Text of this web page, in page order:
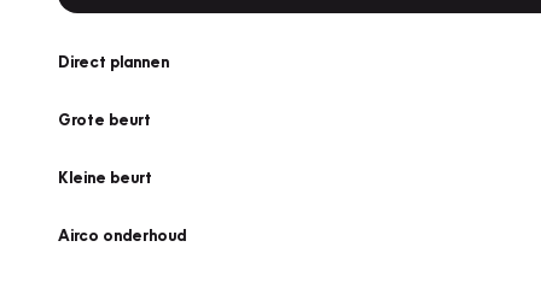
Direct plannen
Grote beurt
Kleine beurt
Airco onderhoud